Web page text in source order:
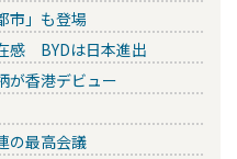
市」も登場
感 BYDは日本進出
が香港デビュー
の最高会議